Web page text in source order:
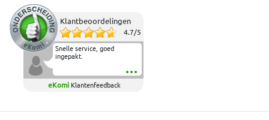
Klantbeoordelingen
4.7/5
Snelle service, goed
ingepakt.
eKomi Klantenfeedback